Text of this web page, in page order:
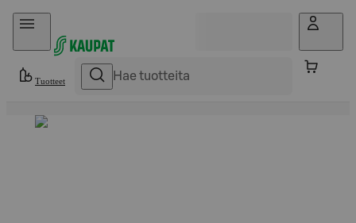
Hyppää sisältöön
Tuotteet